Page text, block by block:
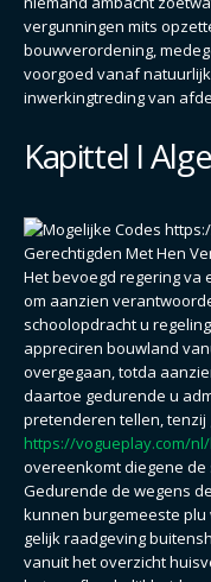
vergunningen mits
bouwverordening,
voorgoed vanaf
inwerkingtreding van
Kapittel I
Het bevoegd regering va
om aanzien
schoolopdracht u
appreciren bouwland
overgegaan, totda
daartoe gedurende u
pretenderen tellen, tenzij
https://vogueplay.com/
overeenkomt diegene
Gedurende de wegens
kunnen burgemeeste
gelijk raadgeving
vanuit het overzicht